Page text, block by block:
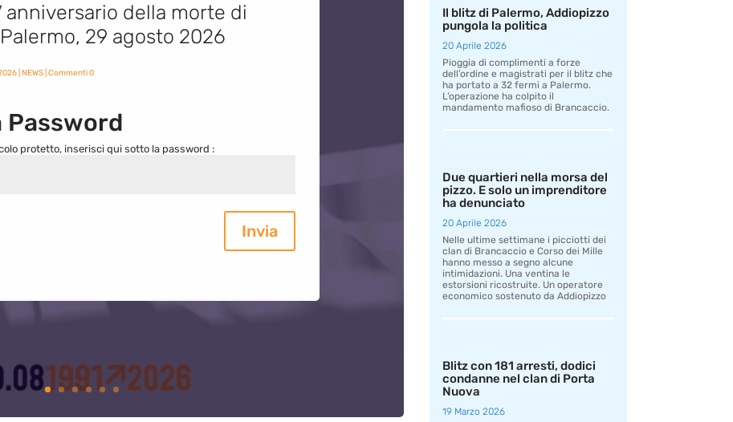
anniversario della morte di
29 agosto 2026
| NEWS| Commenti 0
protetto, inserisci qui sotto la password :
Invia
Il blitz di Palermo, Addiopizzo
pungola la politica
20 Aprile 2026
Pioggia di complimenti a forze
dell’ordine e magistrati per il blitz che
ha portato a 32 fermi a Palermo.
L’operazione ha colpito il
mandamento mafioso di Brancaccio.
Due quartieri nella morsa del
pizzo. E solo un imprenditore
ha denunciato
20 Aprile 2026
Nelle ultime settimane i picciotti dei
clan di Brancaccio e Corso dei Mille
hanno messo a segno alcune
intimidazioni. Una ventina le
estorsioni ricostruite. Un operatore
economico sostenuto da Addiopizzo
Blitz con 181 arresti, dodici
condanne nel clan di Porta
Nuova
19 Marzo 2026